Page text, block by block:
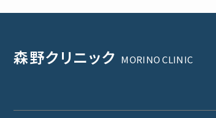
森野クリニック MORINO CLINIC